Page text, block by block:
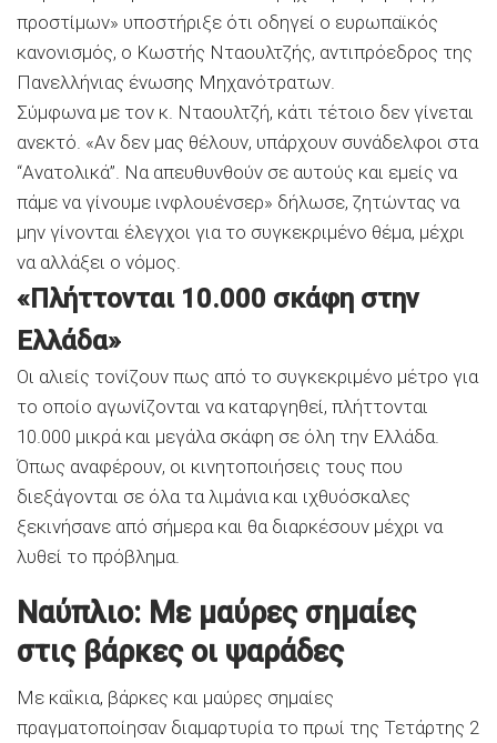
προστίμων» υποστήριξε ότι οδηγεί ο ευρωπαϊκός
κανονισμός, ο Κωστής Νταουλτζής, αντιπρόεδρος της
Πανελλήνιας ένωσης Μηχανότρατων.
Σύμφωνα με τον κ. Νταουλτζή, κάτι τέτοιο δεν γίνεται
ανεκτό. «Αν δεν μας θέλουν, υπάρχουν συνάδελφοι στα
“Ανατολικά”. Να απευθυνθούν σε αυτούς και εμείς να
πάμε να γίνουμε ινφλουένσερ» δήλωσε, ζητώντας να
μην γίνονται έλεγχοι για το συγκεκριμένο θέμα, μέχρι
να αλλάξει ο νόμος.
«Πλήττονται 10.000 σκάφη στην
Ελλάδα»
Οι αλιείς τονίζουν πως από το συγκεκριμένο μέτρο για
το οποίο αγωνίζονται να καταργηθεί, πλήττονται
10.000 μικρά και μεγάλα σκάφη σε όλη την Ελλάδα.
Όπως αναφέρουν, οι κινητοποιήσεις τους που
διεξάγονται σε όλα τα λιμάνια και ιχθυόσκαλες
ξεκινήσανε από σήμερα και θα διαρκέσουν μέχρι να
λυθεί το πρόβλημα.
Ναύπλιο: Με μαύρες σημαίες
στις βάρκες οι ψαράδες
Με καΐκια, βάρκες και μαύρες σημαίες
πραγματοποίησαν διαμαρτυρία το πρωί της Τετάρτης 2